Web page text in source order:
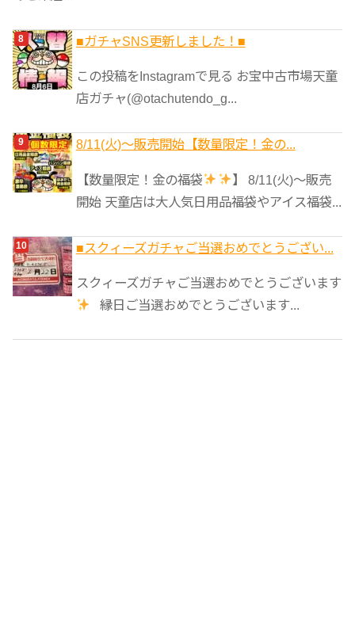
■ガチャSNS更新しました！■
この投稿をInstagramで見る お宝中古市場天童
店ガチャ(@otachutendo_g...
8/11(火)～販売開始【数量限定！金の...
【数量限定！金の福袋
】 8/11(火)～販売
開始 天童店は大人気日用品福袋やアイス福袋...
■スクィーズガチャご当選おめでとうござい...
スクィーズガチャご当選おめでとうございます
縁日ご当選おめでとうございます...